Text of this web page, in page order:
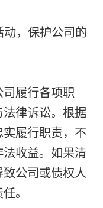
，保护公司的
履行各项职
律诉讼。根据
履行职责，不
收益。如果清
公司或债权人
。